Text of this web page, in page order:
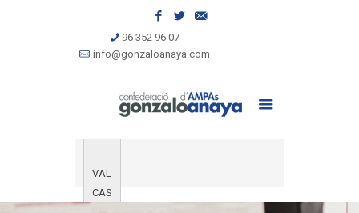
96 352 96 07
info@gonzaloanaya.com
VAL
CAS